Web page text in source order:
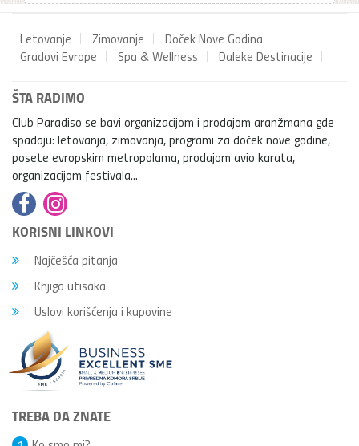
Letovanje Zimovanje
Doček Nove Godina
Gradovi Evrope
Spa & Wellness Daleke Destinacije
ŠTA RADIMO
Club Paradiso se bavi organizacijom i prodajom aranžmana gde
spadaju: letovanja, zimovanja, programi za doček nove godine,
posete evropskim metropolama, prodajom avio karata,
organizacijom festivala...
KORISNI LINKOVI
Najčešća pitanja
Knjiga utisaka
Uslovi korišćenja i kupovine
TREBA DA ZNATE